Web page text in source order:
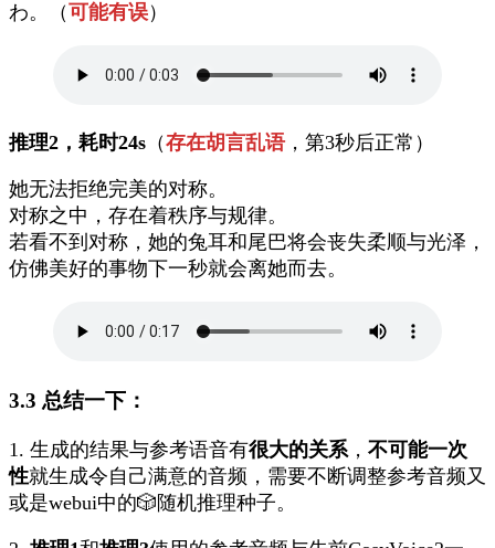
わ。（可能有误）
推理2，耗时24s （存在胡言乱语，第3秒后正常）
她无法拒绝完美的对称。
对称之中，存在着秩序与规律。
若看不到对称，她的兔耳和尾巴将会丧失柔顺与光泽，
仿佛美好的事物下一秒就会离她而去。
3.3 总结一下：
1. 生成的结果与参考语音有很大的关系 ， 不可能一次
性就生成令自己满意的音频，需要不断调整参考音频又
或是webui中的🎲随机推理种子。